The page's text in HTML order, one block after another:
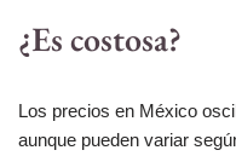
¿Es costosa?
Los precios en México
aunque pueden variar